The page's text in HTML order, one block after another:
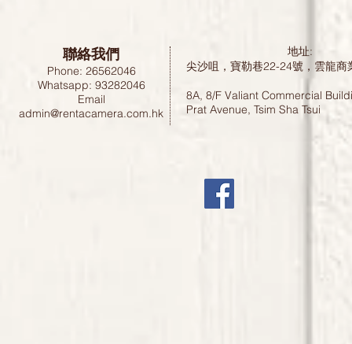
聯絡我們
Phone: 26562046
Whatsapp: 93282046
Email
admin@rentacamera.com.hk
地址:
尖沙咀，寶勒巷22-24號，雲龍
8A, 8/F Valiant Commercial
Prat Avenue, Tsim Sha Tsui